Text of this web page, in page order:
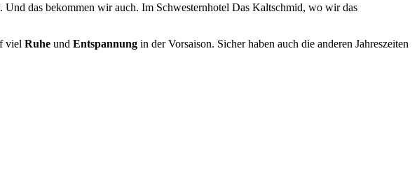
das bekommen wir auch. Im Schwesternhotel Das Kaltschmid, wo wir das
viel Ruhe und Entspannung in der Vorsaison. Sicher haben auch die anderen Jahreszeiten